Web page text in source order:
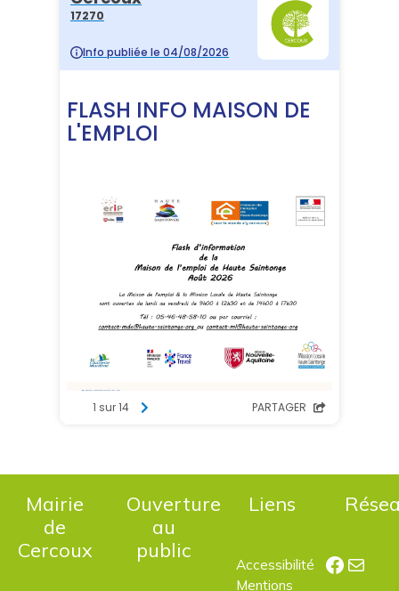
Mairie
de
Cercoux
Ouverture
au
public
Liens
Accessibilité
Mentions
E-mail